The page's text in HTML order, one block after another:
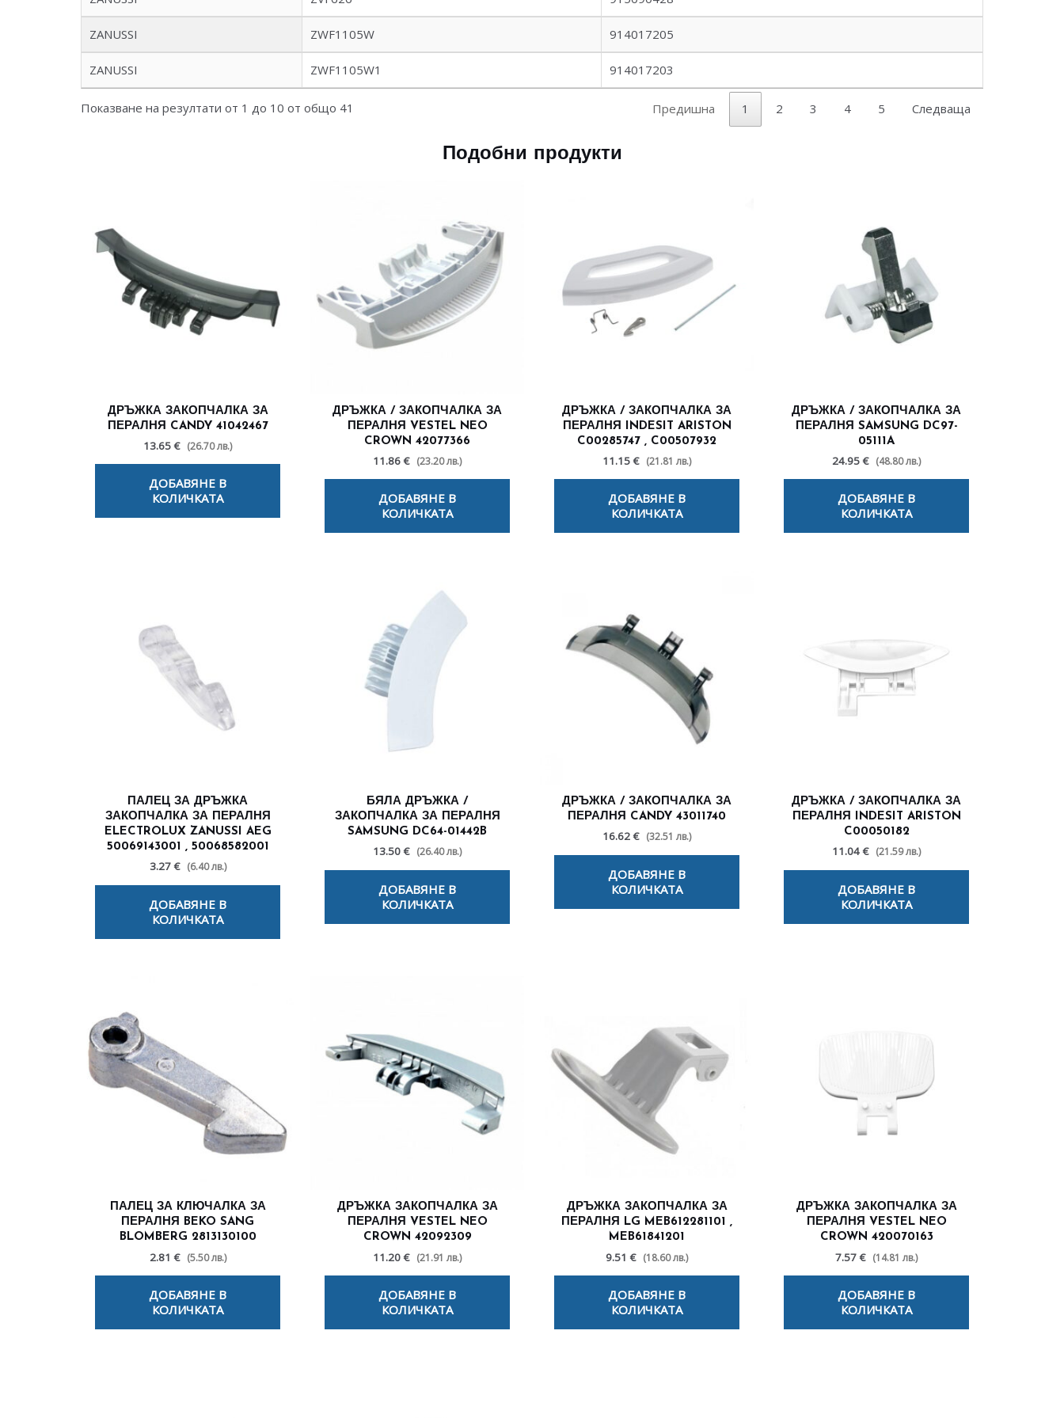
ZANUSSI ZWF1105W 914017205
ZANUSSI ZWF1105W1 914017203
Показване на резултати от 1 до 10 от общо 41 Предишна 1 2 3 4 5 Следваща
Подобни продукти
ДРЪЖКА ЗАКОПЧАЛКА ЗА
ПЕРАЛНЯ CANDY 41042467
13.65 € (26.70 лв.)
ДОБАВЯНЕ В
КОЛИЧКАТА
ДРЪЖКА / ЗАКОПЧАЛКА ЗА
ПЕРАЛНЯ VESTEL NEO
CROWN 42077366
11.86 € (23.20 лв.)
ДОБАВЯНЕ В
КОЛИЧКАТА
ДРЪЖКА / ЗАКОПЧАЛКА ЗА
ПЕРАЛНЯ INDESIT ARISTON
C00285747 , C00507932
11.15 € (21.81 лв.)
ДОБАВЯНЕ В
КОЛИЧКАТА
ДРЪЖКА / ЗАКОПЧАЛКА ЗА
ПЕРАЛНЯ SAMSUNG DC97-
05111A
24.95 € (48.80 лв.)
ДОБАВЯНЕ В
КОЛИЧКАТА
ПАЛЕЦ ЗА ДРЪЖКА
ЗАКОПЧАЛКА ЗА ПЕРАЛНЯ
ELECTROLUX ZANUSSI AEG
50069143001 , 50068582001
3.27 € (6.40 лв.)
ДОБАВЯНЕ В
КОЛИЧКАТА
БЯЛА ДРЪЖКА /
ЗАКОПЧАЛКА ЗА ПЕРАЛНЯ
SAMSUNG DC64-01442B
13.50 € (26.40 лв.)
ДОБАВЯНЕ В
КОЛИЧКАТА
ДРЪЖКА / ЗАКОПЧАЛКА ЗА
ПЕРАЛНЯ CANDY 43011740
16.62 € (32.51 лв.)
ДОБАВЯНЕ В
КОЛИЧКАТА
ДРЪЖКА / ЗАКОПЧАЛКА ЗА
ПЕРАЛНЯ INDESIT ARISTON
C00050182
11.04 € (21.59 лв.)
ДОБАВЯНЕ В
КОЛИЧКАТА
ПАЛЕЦ ЗА КЛЮЧАЛКА ЗА
ПЕРАЛНЯ BEKO SANG
BLOMBERG 2813130100
2.81 € (5.50 лв.)
ДОБАВЯНЕ В
КОЛИЧКАТА
ДРЪЖКА ЗАКОПЧАЛКА ЗА
ПЕРАЛНЯ VESTEL NEO
CROWN 42092309
11.20 € (21.91 лв.)
ДОБАВЯНЕ В
КОЛИЧКАТА
ДРЪЖКА ЗАКОПЧАЛКА ЗА
ПЕРАЛНЯ LG MEB612281101 ,
MEB61841201
9.51 € (18.60 лв.)
ДОБАВЯНЕ В
КОЛИЧКАТА
ДРЪЖКА ЗАКОПЧАЛКА ЗА
ПЕРАЛНЯ VESTEL NEO
CROWN 420070163
7.57 € (14.81 лв.)
ДОБАВЯНЕ В
КОЛИЧКАТА